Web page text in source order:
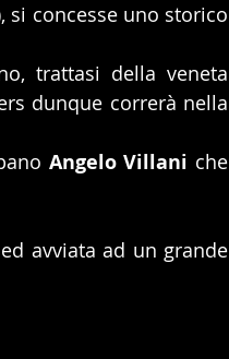
si concesse uno storico
dunque correrà nella
Angelo Villani che
avviata ad un grande